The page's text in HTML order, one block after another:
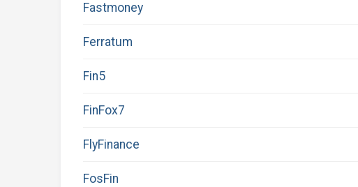
Fastmoney
Ferratum
Fin5
FinFox7
FlyFinance
FosFin